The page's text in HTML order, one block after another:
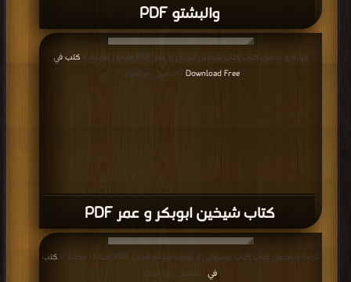
والبشتو PDF
كتاب شیخین ابوبکر و عمر PDF
قراءة و تحميل كتاب كتاب شیخین ابوبکر و عمر PDF مجانا | مكتبة >
كتب في
Download Free
| التحميل : مرة/مرات
قراءة و تحميل كتاب كتاب درسهایی از توحید معالم الدین PDF مجانا | مكتبة >
كتب
في
| التحميل : مرة/مرات